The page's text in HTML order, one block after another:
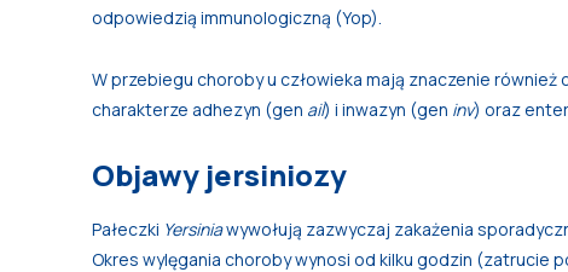
odpowiedzią immunologiczną (Yop).
W przebiegu choroby u człowieka mają znaczenie również
charakterze adhezyn (gen ail) i inwazyn (gen inv) oraz
Objawy jersiniozy
Pałeczki Yersiniawywołują zazwyczaj zakażenia
Okres wylęgania choroby wynosi od kilku godzin